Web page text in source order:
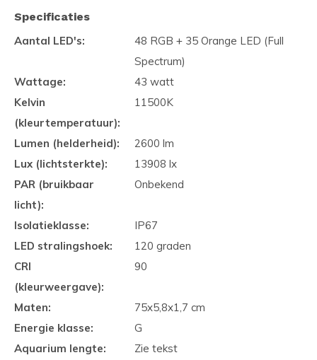
Specificaties
Aantal LED's:
48 RGB + 35 Orange LED (Full
Spectrum)
Wattage:
43 watt
Kelvin
(kleurtemperatuur):
11500K
Lumen (helderheid):
2600 lm
Lux (lichtsterkte):
13908 lx
PAR (bruikbaar
licht):
Onbekend
Isolatieklasse:
IP67
LED stralingshoek:
120 graden
CRI
(kleurweergave):
90
Maten:
75x5,8x1,7 cm
Energie klasse:
G
Aquarium lengte:
Zie tekst